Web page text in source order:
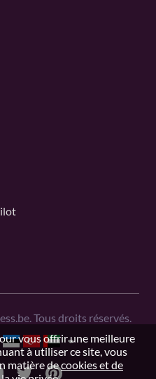
Tous droits réservés.
vous offrir une meilleure
à utiliser ce site, vous
matière decookies et de